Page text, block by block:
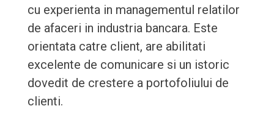
cu experienta in managementul relatilor
de afaceri in industria bancara. Este
orientata catre client, are abilitati
excelente de comunicare si un istoric
dovedit de crestere a portofoliului de
clienti.